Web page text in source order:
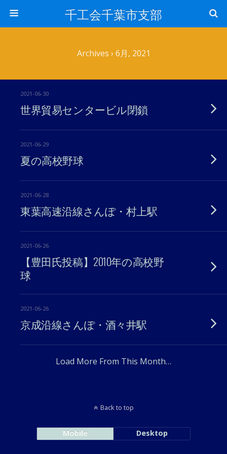
千工会千葉市支部
Archives › 6月, 2021
2021-06-30
世界貿易センタービル閉鎖
2021-06-29
夏の高校野球
2021-06-28
東葉高速沿線さんぽ・村上駅
2021-06-26
【豊田氏投稿】2010年の高校野
球
2021-06-26
京成沿線さんぽ・酒々井駅
Load More From This Month…
Back to top
Mobile Desktop